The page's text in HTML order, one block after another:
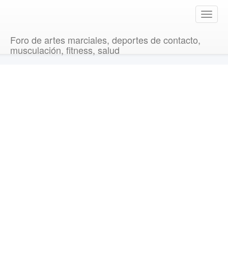
T
o
Foro de artes marciales, deportes de contacto,
musculación, fitness, salud